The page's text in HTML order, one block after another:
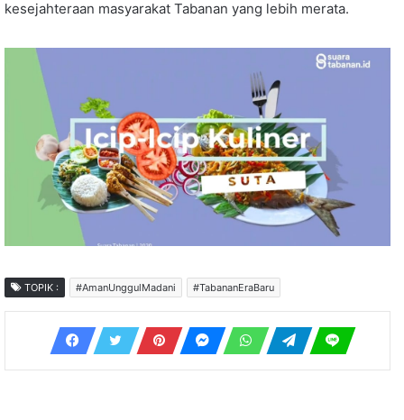
kesejahteraan masyarakat Tabanan yang lebih merata.
TOPIK : #AmanUnggulMadani #TabananEraBaru